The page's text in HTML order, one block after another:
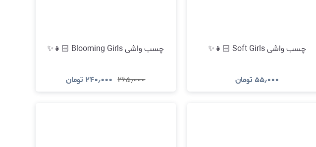
چسب واشی Soft Girls 👧🏻✨
۵۵٫۰۰۰تومان
چسب واشی Blooming Girls 👧🏻✨
۲۶۵٫۰۰۰ ۲۴۰٫۰۰۰ تومان